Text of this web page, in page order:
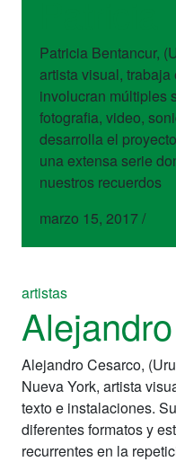
Patricia Bentancur,
artista visual,
involucran múltiples
fotografia, video,
desarrolla el
una extensa serie
nuestros recuerdos
marzo 15, 2017/
artistas
Alejandro Cesarco,
Nueva York, artista
texto e instalaciones.
diferentes formatos y
recurrentes en la